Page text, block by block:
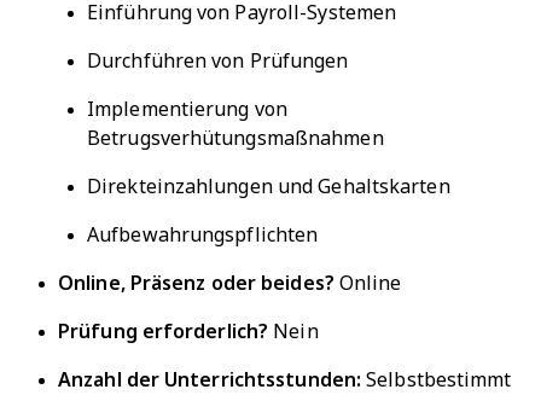
Einführung von Payroll-Systemen
Durchführen von Prüfungen
Implementierung von
Betrugsverhütungsmaßnahmen
Direkteinzahlungen und Gehaltskarten
Aufbewahrungspflichten
Online, Präsenz oder beides? Online
Prüfung erforderlich? Nein
Anzahl der Unterrichtsstunden: Selbstbestimmt